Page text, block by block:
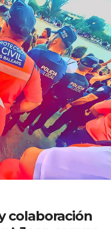
colaboración